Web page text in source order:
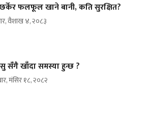
फलफूल खाने बानी, कति सुरक्षित?
वैशाख ४, २०८३
सँगै खाँदा समस्या हुन्छ ?
मंसिर १८, २०८२